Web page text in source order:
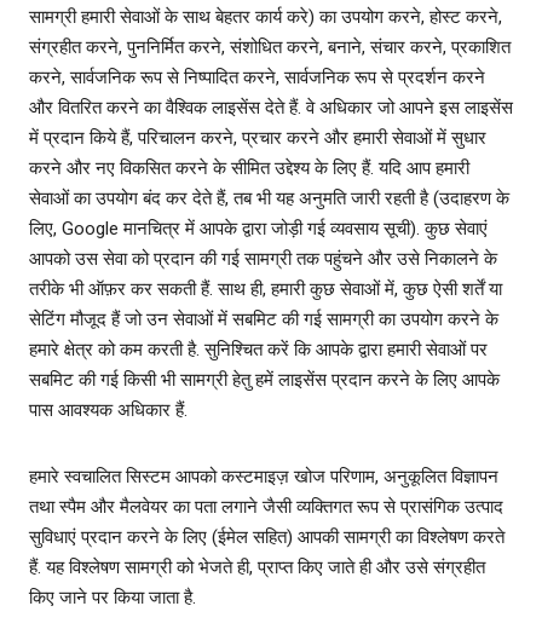
सामग्री हमारी सेवाओं के साथ बेहतर कार्य करे) का उपयोग करने, होस्ट करने,
संग्रहीत करने, पुननिर्मित करने, संशोधित करने, बनाने, संचार करने, प्रकाशित
करने, सार्वजनिक रूप से निष्पादित करने, सार्वजनिक रूप से प्रदर्शन करने
और वितरित करने का वैश्विक लाइसेंस देते हैं. वे अधिकार जो आपने इस लाइसेंस
में प्रदान किये हैं, परिचालन करने, प्रचार करने और हमारी सेवाओं में सुधार
करने और नए विकसित करने के सीमित उद्देश्य के लिए हैं. यदि आप हमारी
सेवाओं का उपयोग बंद कर देते हैं, तब भी यह अनुमति जारी रहती है (उदाहरण के
लिए, Google मानचित्र में आपके द्वारा जोड़ी गई व्‍यवसाय सूची). कुछ सेवाएं
आपको उस सेवा को प्रदान की गई सामग्री तक पहुंचने और उसे निकालने के
तरीके भी ऑफ़र कर सकती हैं. साथ ही, हमारी कुछ सेवाओं में, कुछ ऐसी शर्तें या
सेटिंग मौजूद हैं जो उन सेवाओं में सबमिट की गई सामग्री का उपयोग करने के
हमारे क्षेत्र को कम करती है. सुनिश्चित करें कि आपके द्वारा हमारी सेवाओं पर
सबमिट की गई किसी भी सामग्री हेतु हमें लाइसेंस प्रदान करने के लिए आपके
पास आवश्‍यक अधिकार हैं.
हमारे स्वचालित सिस्टम आपको कस्टमाइज़ खोज परिणाम, अनुकूलित विज्ञापन
तथा स्पैम और मैलवेयर का पता लगाने जैसी व्यक्तिगत रूप से प्रासंगिक उत्पाद
सुविधाएं प्रदान करने के लिए (ईमेल सहित) आपकी सामग्री का विश्लेषण करते
हैं. यह विश्लेषण सामग्री को भेजते ही, प्राप्त किए जाते ही और उसे संग्रहीत
किए जाने पर किया जाता है.